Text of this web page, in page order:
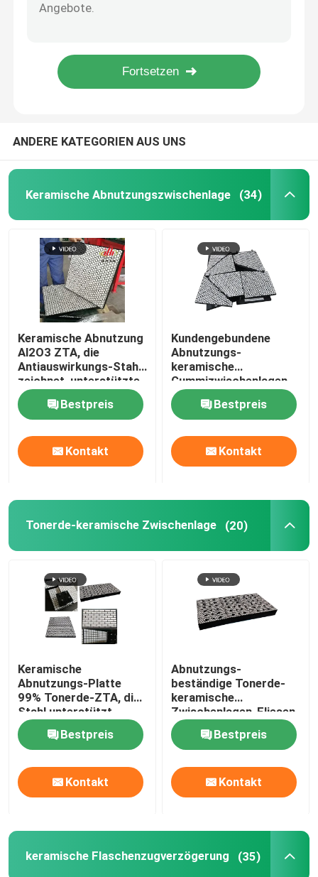
Förderer-Flaschenzug-Verzögerung
Doppeldichtungsrockbrett
Förderer-Auswirkungs-Stangen
Fördererauswirkungsbett
Polyurethanblatt
Polyurethan-Produkt
Keramische Abnutzungs-Fliesen
Förderer-Abstreifer
ANDERE KATEGORIEN AUS UNS
Keramische Abnutzungszwischenlage (34)
Keramische Abnutzung
Al2O3 ZTA, die
Antiauswirkungs-Stahl
zeichnet, unterstützte
Gummi
Bestpreis
Kontakt
Kundengebundene
Abnutzungs-
keramische
Gummizwischenlagen
transportieren
keramische
Abnutzungs-Fliesen
auf einer Rutschbahn
Bestpreis
Kontakt
Tonerde-keramische Zwischenlage (20)
Keramische
Abnutzungs-Platte
99% Tonerde-ZTA, die
Stahl unterstützt
zeichnet
Bestpreis
Kontakt
Abnutzungs-
beständige Tonerde-
keramische
Zwischenlagen-Fliesen
für Bergbauzement
Bestpreis
Kontakt
keramische Flaschenzugverzögerung (35)